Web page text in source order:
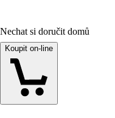
Nechat si doručit domů
Koupit on-line